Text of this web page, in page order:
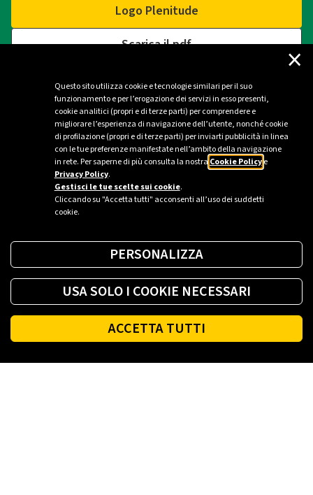
Questo sito utilizza cookie e tecnologie similari per il suo
funzionamento e per l’erogazione dei servizi in esso presenti,
cookie analitici (propri e di terze parti) per comprendere e
migliorare l’esperienza di navigazione dell’utente, nonché cookie
di profilazione (propri e di terze parti) per inviarti pubblicità in linea
con le tue preferenze manifestate nell’ambito della navigazione
in rete. Per saperne di più consulta la nostra Cookie Policye
Privacy Policy.
Gestisci le tue scelte sui cookie.
Cliccando su "Accetta tutti" acconsenti all’uso dei suddetti
cookie.
×
PERSONALIZZA
USA SOLO I COOKIE NECESSARI
ACCETTA TUTTI
Logo Plenitude
Scarica il pdf
Contatti
Ufficio stampa Plenitude - Milano
ufficio.stampa@eniplenitude.com